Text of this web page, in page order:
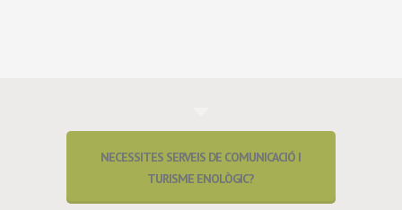
NECESSITES SERVEIS DE COMUNICACIÓ I
TURISME ENOLÒGIC?